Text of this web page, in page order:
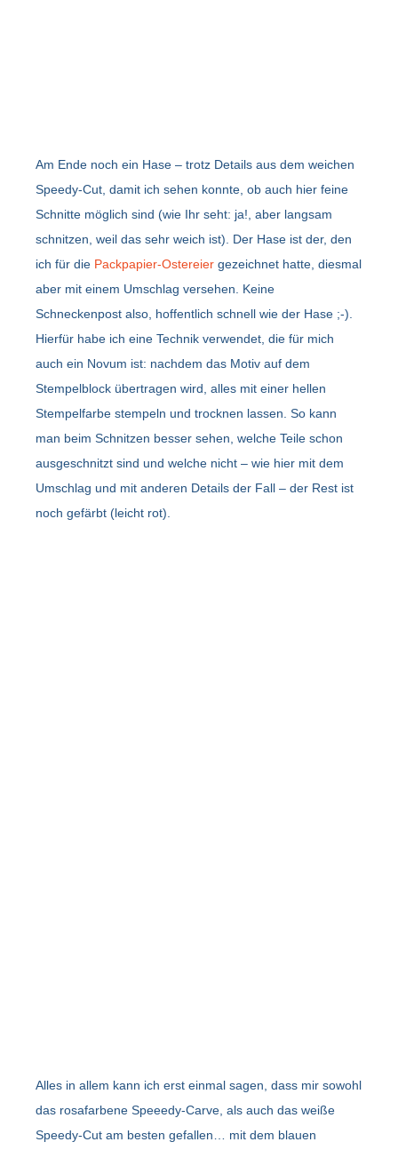
Am Ende noch ein Hase – trotz Details aus dem weichen
Speedy-Cut, damit ich sehen konnte, ob auch hier feine
Schnitte möglich sind (wie Ihr seht: ja!, aber langsam
schnitzen, weil das sehr weich ist). Der Hase ist der, den
ich für die Packpapier-Ostereier gezeichnet hatte, diesmal
aber mit einem Umschlag versehen. Keine
Schneckenpost also, hoffentlich schnell wie der Hase ;-).
Hierfür habe ich eine Technik verwendet, die für mich
auch ein Novum ist: nachdem das Motiv auf dem
Stempelblock übertragen wird, alles mit einer hellen
Stempelfarbe stempeln und trocknen lassen. So kann
man beim Schnitzen besser sehen, welche Teile schon
ausgeschnitzt sind und welche nicht – wie hier mit dem
Umschlag und mit anderen Details der Fall – der Rest ist
noch gefärbt (leicht rot).
Alles in allem kann ich erst einmal sagen, dass mir sowohl
das rosafarbene Speeedy-Carve, als auch das weiße
Speedy-Cut am besten gefallen… mit dem blauen